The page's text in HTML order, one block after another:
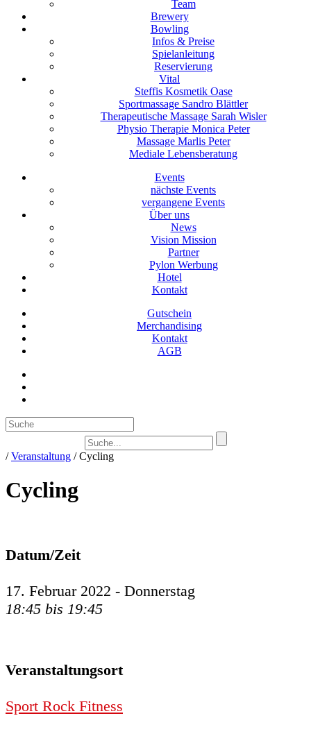
Team
Brewery
Bowling
Infos & Preise
Spielanleitung
Reservierung
Vital
Steffis Kosmetik Oase
Sportmassage Sandro Blättler
Therapeutische Massage Sarah Wisler
Physio Therapie Monica Peter
Massage Marlis Peter
Mediale Lebensberatung
Events
nächste Events
vergangene Events
Über uns
News
Vision Mission
Partner
Pylon Werbung
Hotel
Kontakt
Gutschein
Merchandising
Kontakt
AGB
/Veranstaltung /Cycling
Cycling
Datum/Zeit
17. Februar 2022 - Donnerstag
18:45 bis 19:45
Veranstaltungsort
Sport Rock Fitness